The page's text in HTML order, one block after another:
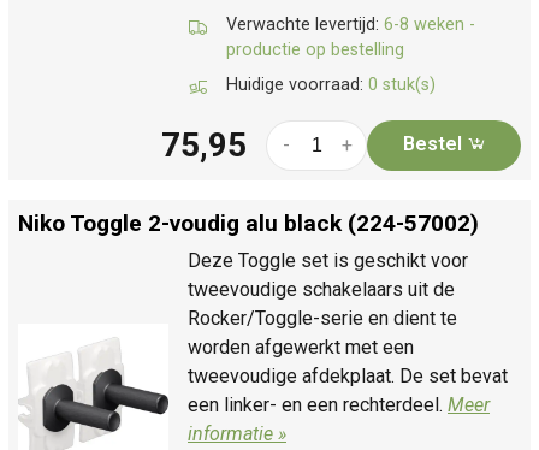
Verwachte levertijd: 6-8 weken -
productie op bestelling
Huidige voorraad: 0 stuk(s)
75,95 +
- Bestel
Niko Toggle 2-voudig alu black (224-57002)
Deze Toggle set is geschikt voor
tweevoudige schakelaars uit de
Rocker/Toggle-serie en dient te
worden afgewerkt met een
tweevoudige afdekplaat. De set bevat
een linker- en een rechterdeel. Meer
informatie »